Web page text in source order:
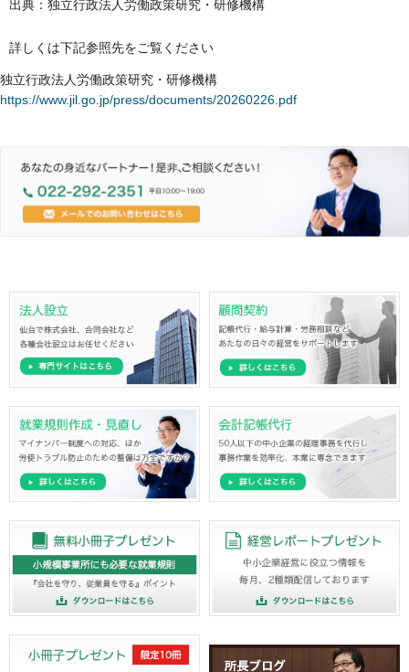
出典：独立行政法人労働政策研究・研修機構
詳しくは下記参照先をご覧ください
独立行政法人労働政策研究・研修機構
https://www.jil.go.jp/press/documents/20260226.pdf